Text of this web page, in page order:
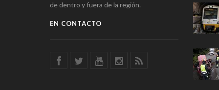
de dentro y fuera de la región.
EN CONTACTO